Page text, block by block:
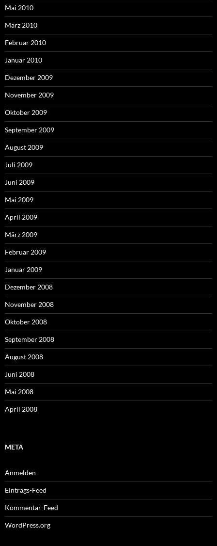
Mai 2010
März 2010
Februar 2010
Januar 2010
Dezember 2009
November 2009
Oktober 2009
September 2009
August 2009
Juli 2009
Juni 2009
Mai 2009
April 2009
März 2009
Februar 2009
Januar 2009
Dezember 2008
November 2008
Oktober 2008
September 2008
August 2008
Juni 2008
Mai 2008
April 2008
META
Anmelden
Eintrags-Feed
Kommentar-Feed
WordPress.org